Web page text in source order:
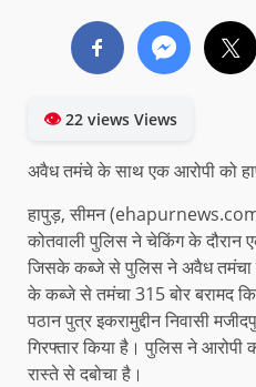
👁22 views Views
अवैध तमंचे के साथ एक आरोपी को
हापुड़, सीमन
कोतवाली पुलिस ने चेकिंग के दौरान
जिसके कब्जे से पुलिस ने अवैध तमंचा
के कब्जे से तमंचा 315 बोर बरामद
पठान पुत्र इकरामुद्दीन निवासी
गिरफ्तार किया है। पुलिस ने आरोपी
रास्ते से दबोचा है।